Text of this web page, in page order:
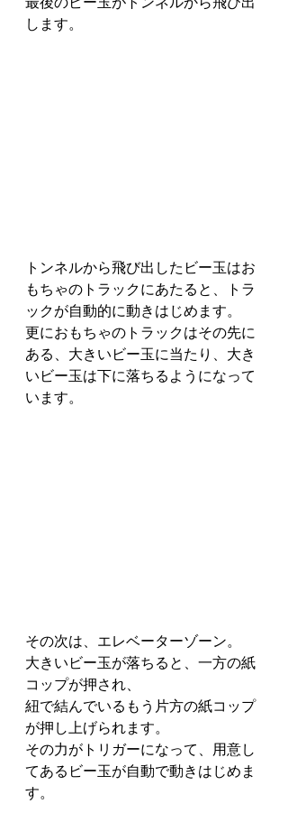
します。
トンネルから飛び出したビー玉はお
もちゃのトラックにあたると、トラ
ックが自動的に動きはじめます。
更におもちゃのトラックはその先に
ある、大きいビー玉に当たり、大き
いビー玉は下に落ちるようになって
います。
その次は、エレベーターゾーン。
大きいビー玉が落ちると、一方の紙
コップが押され、
紐で結んでいるもう片方の紙コップ
が押し上げられます。
その力がトリガーになって、用意し
てあるビー玉が自動で動きはじめま
す。